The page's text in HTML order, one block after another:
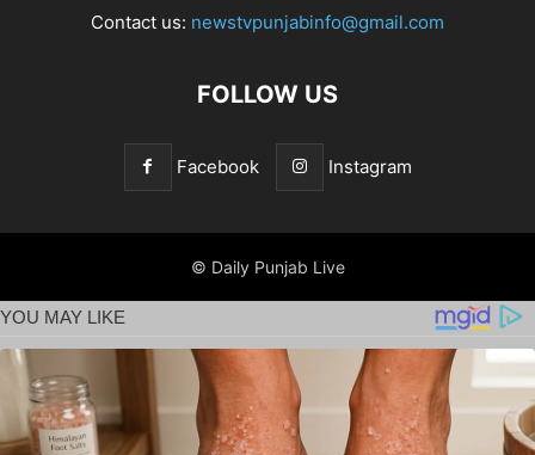
Contact us: newstvpunjabinfo@gmail.com
FOLLOW US
Facebook Instagram
© Daily Punjab Live